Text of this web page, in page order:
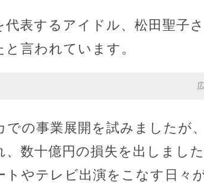
代表するアイドル、松田聖子
と言われています。
での事業展開を試みましたが
、数十億円の損失を出しまし
トやテレビ出演をこなす日々